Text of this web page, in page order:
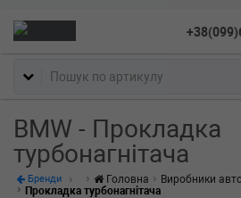
BMW - Прокладка
турбонагнітача
Бренди Головна Виробники
Прокладка турбонагнітача